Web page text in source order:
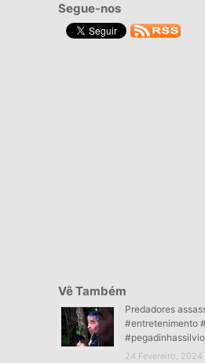
Segue-nos
Vê Também
Predadores
#entretenimento
24 Fevereiro, 2024